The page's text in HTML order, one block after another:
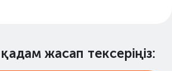
қадам жасап тексеріңіз: